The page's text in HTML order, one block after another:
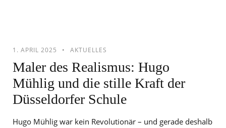
1. APRIL 2025 AKTUELLES
Maler des Realismus: Hugo
Mühlig und die stille Kraft der
Düsseldorfer Schule
Hugo Mühlig war kein Revolutionär – und gerade deshalb